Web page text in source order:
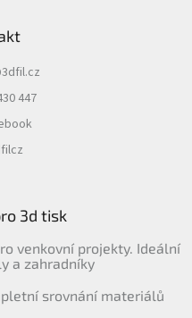
3dfil.cz
447
3d tisk
venkovní projekty. Ideální
a zahradníky
srovnání materiálů